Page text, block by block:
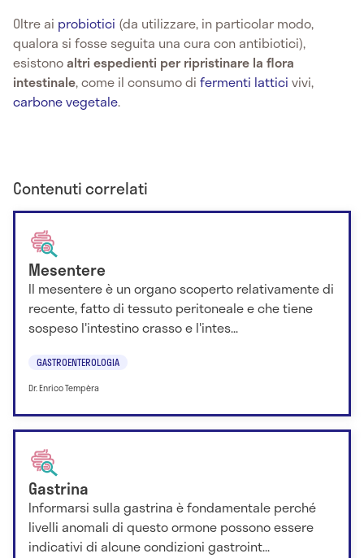
Oltre ai probiotici (da utilizzare, in particolar modo,
qualora si fosse seguita una cura con antibiotici),
esistonoaltri espedienti per ripristinare la flora
intestinale, come il consumo di fermenti lattici vivi,
carbone vegetale.
Contenuti correlati
Mesentere
Il mesentere è un organo scoperto relativamente di
recente, fatto di tessuto peritoneale e che tiene
sospeso l'intestino crasso e l'intes...
GASTROENTEROLOGIA
Dr. Enrico Tempèra
Gastrina
Informarsi sulla gastrina è fondamentale perché
livelli anomali di questo ormone possono essere
indicativi di alcune condizioni gastroint...